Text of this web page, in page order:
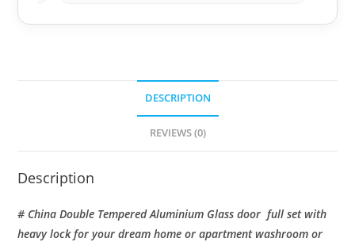
DESCRIPTION
REVIEWS (0)
Description
# China Double Tempered Aluminium Glass door full set with
heavy lock for your dream home or apartment washroom or